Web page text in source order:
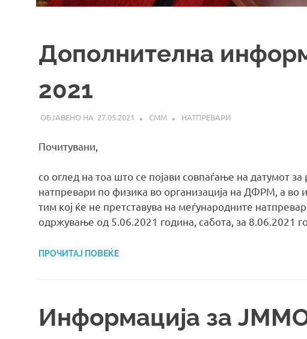
Дополнителна
2021
27.05.2021 СММ НАТПРЕВАРИ
Почитувани,
со оглед на тоа што се појави совпаѓање на датумот
натпревари по физика во организација на ДФРМ, а
тим кој ќе не претставува на меѓународните
одржување од 5.06.2021 година, сабота, за 8.06.2021
ПРОЧИТАЈ ПОВЕЌЕ
Информација за